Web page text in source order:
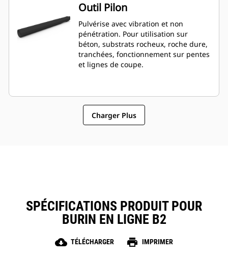
Outil Pilon
Pulvérise avec vibration et non
pénétration. Pour utilisation sur
béton, substrats rocheux, roche dure,
tranchées, fonctionnement sur pentes
et lignes de coupe.
Charger Plus
SPÉCIFICATIONS PRODUIT POUR
BURIN EN LIGNE B2
cloud_download TÉLÉCHARGER print IMPRIMER